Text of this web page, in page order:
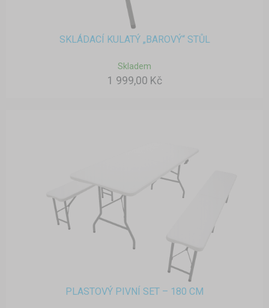
SKLÁDACÍ KULATÝ „BAROVÝ“ STŮL
Skladem
1 999,00 Kč
PLASTOVÝ PIVNÍ SET – 180 CM